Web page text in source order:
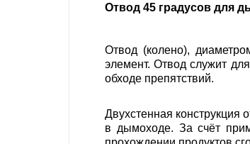
Отвод 45 градусов для
Отвод (колено),
элемент. Отвод служит
обходе препятствий.
Двухстенная конструкция
в дымоходе. За счёт